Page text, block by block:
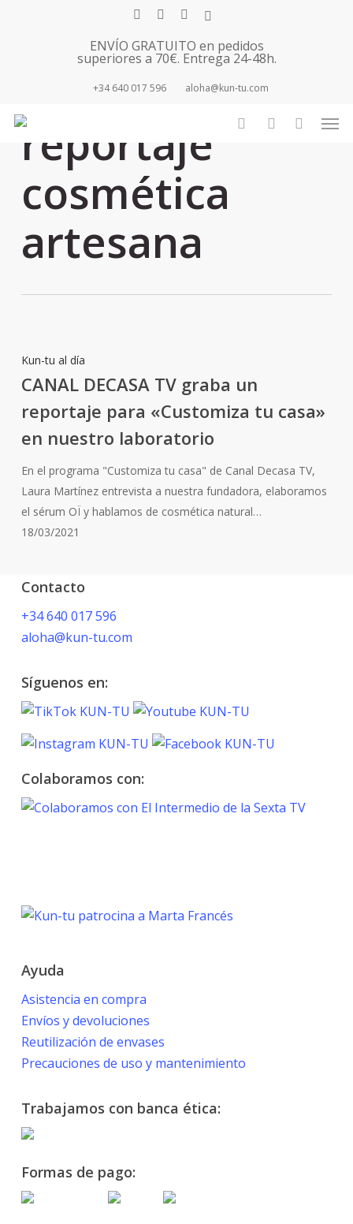
facebookyoutubeinstagram
tiktok
ENVÍO GRATUITO en pedidos
superiores a 70€. Entrega 24-48h.
+34 640 017 596 aloha@kun-tu.com
reportaje
cosmética
artesana
CANAL
DECASA
graba
un
«Customiza
nuestro
Kun-tu al día
CANAL DECASA TV graba un
reportaje para «Customiza tu casa»
en nuestro laboratorio
En el programa "Customiza tu casa" de Canal Decasa TV,
Laura Martínez entrevista a nuestra fundadora, elaboramos
el sérum OÏ y hablamos de cosmética natural…
18/03/2021
Contacto
+34 640 017 596
aloha@kun-tu.com
Síguenos en:
Colaboramos con:
Ayuda
Asistencia en compra
Envíos y devoluciones
Reutilización de envases
Precauciones de uso y mantenimiento
Trabajamos con banca ética:
Formas de pago: